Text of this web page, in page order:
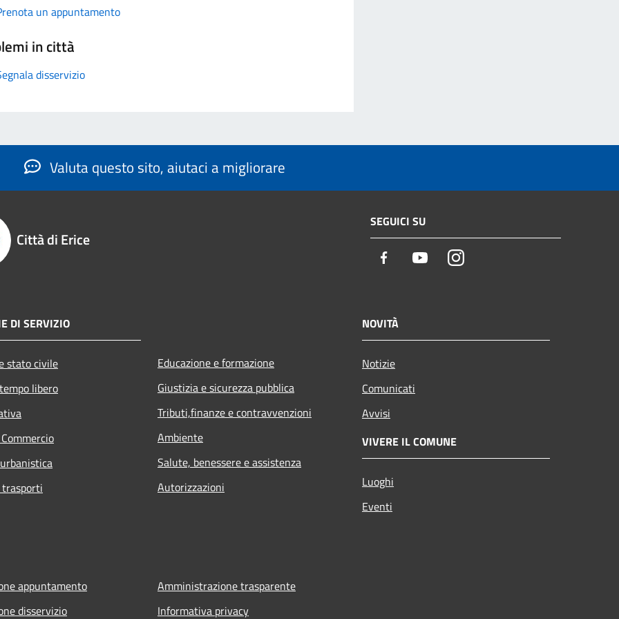
un appuntamento
in città
disservizio
Valuta questo sito, aiutaci a migliorare
Città di Erice
SEGUICI SU
Facebook YoutubeInstagram
DI SERVIZIO
stato civile
libero
Educazione e formazione
Giustizia e sicurezza pubblica
Tributi,finanze e contravvenzioni
Ambiente
Salute, benessere e assistenza
Autorizzazioni
NOVITÀ
Notizie
Comunicati
Avvisi
VIVERE IL COMUNE
Luoghi
Eventi
appuntamento
disservizio
Amministrazione trasparente
Informativa privacy